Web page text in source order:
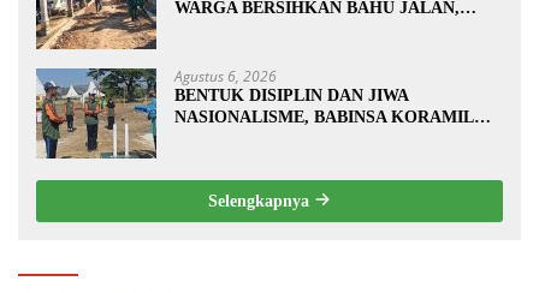
WARGA BERSIHKAN BAHU JALAN,
Agustus 6, 2026
BENTUK DISIPLIN DAN JIWA
NASIONALISME, BABINSA KORAMIL
Selengkapnya